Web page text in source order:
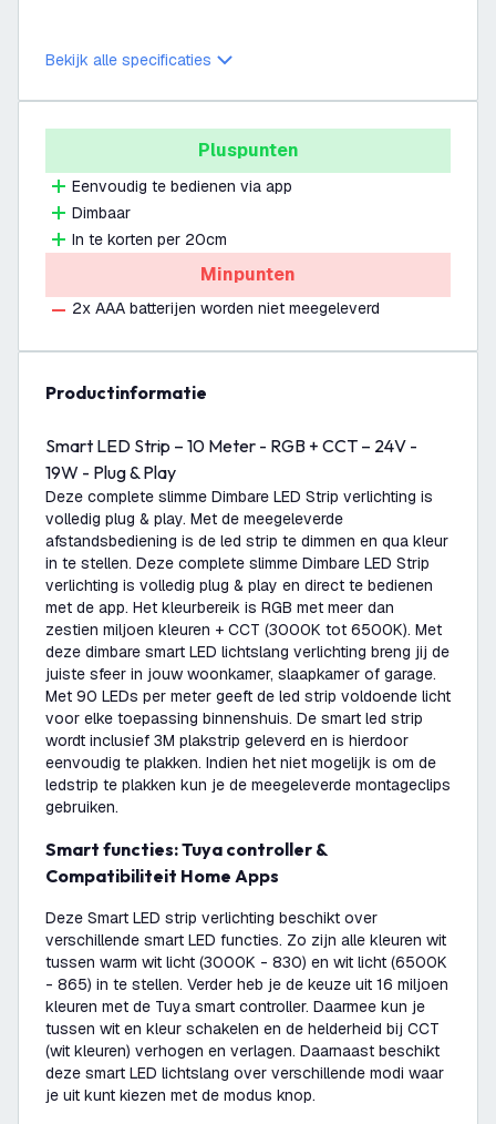
Bekijk alle specificaties
Pluspunten
Eenvoudig te bedienen via app
Dimbaar
In te korten per 20cm
Minpunten
2x AAA batterijen worden niet meegeleverd
productinformatie
Smart LED Strip – 10 Meter - RGB + CCT – 24V -
19W - Plug & Play
Deze complete slimme Dimbare LED Strip verlichting is
volledig plug & play. Met de meegeleverde
afstandsbediening is de led strip te dimmen en qua kleur
in te stellen. Deze complete slimme Dimbare LED Strip
verlichting is volledig plug & play en direct te bedienen
met de app. Het kleurbereik is RGB met meer dan
zestien miljoen kleuren + CCT (3000K tot 6500K). Met
deze dimbare smart LED lichtslang verlichting breng jij de
juiste sfeer in jouw woonkamer, slaapkamer of garage.
Met 90 LEDs per meter geeft de led strip voldoende licht
voor elke toepassing binnenshuis. De smart led strip
wordt inclusief 3M plakstrip geleverd en is hierdoor
eenvoudig te plakken. Indien het niet mogelijk is om de
ledstrip te plakken kun je de meegeleverde montageclips
gebruiken.
Smart functies: Tuya controller &
Compatibiliteit Home Apps
Deze Smart LED strip verlichting beschikt over
verschillende smart LED functies. Zo zijn alle kleuren wit
tussen warm wit licht (3000K - 830) en wit licht (6500K
- 865) in te stellen. Verder heb je de keuze uit 16 miljoen
kleuren met de Tuya smart controller. Daarmee kun je
tussen wit en kleur schakelen en de helderheid bij CCT
(wit kleuren) verhogen en verlagen. Daarnaast beschikt
deze smart LED lichtslang over verschillende modi waar
je uit kunt kiezen met de modus knop.